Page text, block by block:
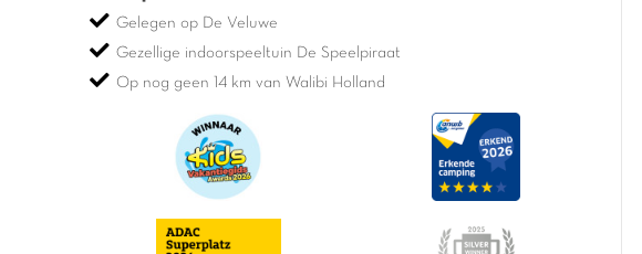
Gelegen op De Veluwe
Gezellige indoorspeeltuin De Speelpiraat
Op nog geen 14 km van Walibi Holland